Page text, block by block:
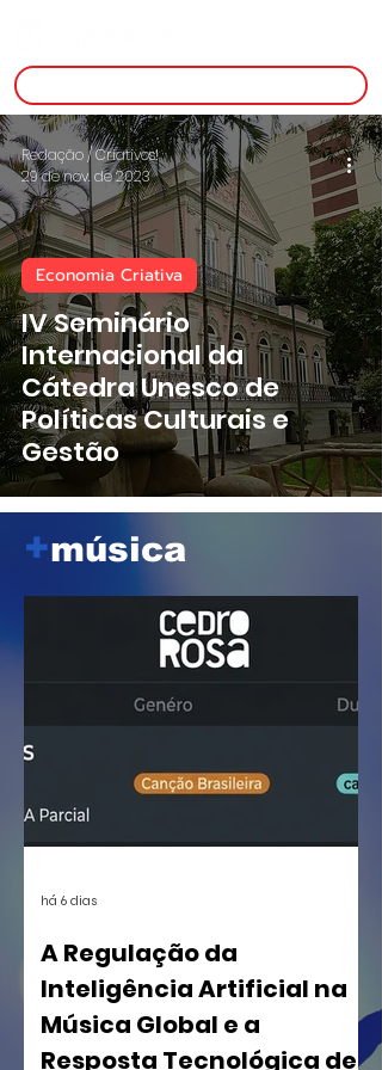
IV Seminário
Internacional da
Cátedra Unesco de
Políticas Culturais e
Gestão
Economia Criativa
Redação / Criativos!
29 de nov. de 2023
+música
A Regulação da
Inteligência Artificial na
Música Global e a
Resposta Tecnológica de
há 6 dias